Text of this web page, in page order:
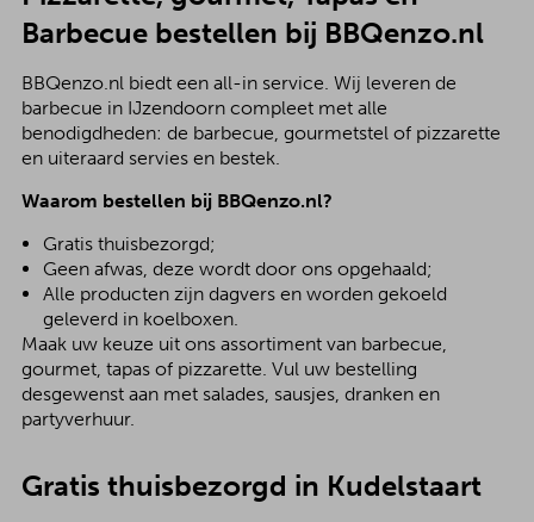
Barbecue bestellen bij BBQenzo.nl
BBQenzo.nl biedt een all-in service. Wij leveren de
barbecue in IJzendoorn compleet met alle
benodigdheden: de barbecue, gourmetstel of pizzarette
en uiteraard servies en bestek.
Waarom bestellen bij BBQenzo.nl?
Gratis thuisbezorgd;
Geen afwas, deze wordt door ons opgehaald;
Alle producten zijn dagvers en worden gekoeld
geleverd in koelboxen.
Maak uw keuze uit ons assortiment van barbecue,
gourmet, tapas of pizzarette. Vul uw bestelling
desgewenst aan met salades, sausjes, dranken en
partyverhuur.
Gratis thuisbezorgd in Kudelstaart